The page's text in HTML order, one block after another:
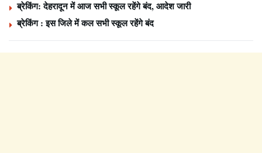
ब्रेकिंग: देहरादून में आज सभी स्कूल रहेंगे बंद, आदेश जारी
ब्रेकिंग : इस जिले में कल सभी स्कूल रहेंगे बंद